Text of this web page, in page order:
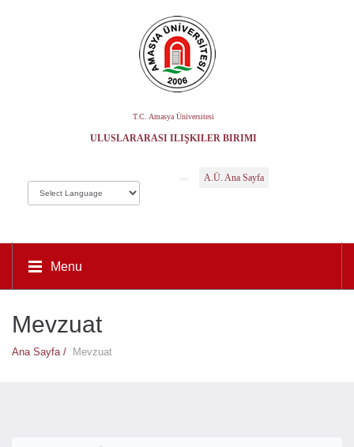
T.C. Amasya Üniversitesi
ULUSLARARASI İLIŞKILER BIRIMI
A.Ü. Ana Sayfa
Menu
Mevzuat
Ana Sayfa / Mevzuat